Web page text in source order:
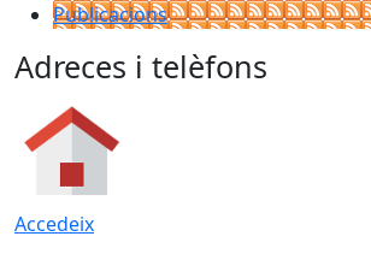
Publicacions
Adreces i telèfons
Accedeix